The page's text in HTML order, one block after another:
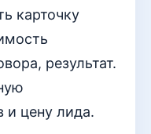
карточку
результат.
и цену лида.